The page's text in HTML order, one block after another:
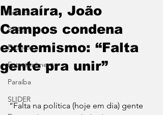
Política
BRASIL
Esporte
Entretenimento
Paraíba
SLIDER
Manaíra, João
Campos condena
extremismo: “Falta
gente pra unir”
“Falta na política (hoje em dia) gente